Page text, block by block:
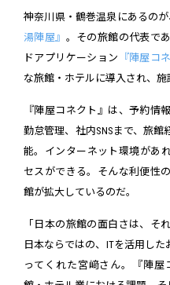
神奈川県・鶴巻温泉にあるの
湯陣屋』 。その旅館の代表で
ドアプリケーション
『陣屋コ
な旅館・ホテルに導入され、施
『陣屋コネクト』は、予約情
勤怠管理、社内SNSまで、旅
能。インターネット環境があ
セスができる。そんな利便性
館が拡大しているのだ。
「日本の旅館の面白さは、そ
日本ならではの、ITを活用し
ってくれた宮﨑さん。『陣